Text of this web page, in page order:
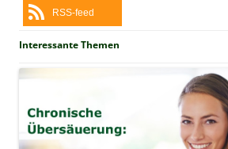
RSS-feed
Interessante Themen